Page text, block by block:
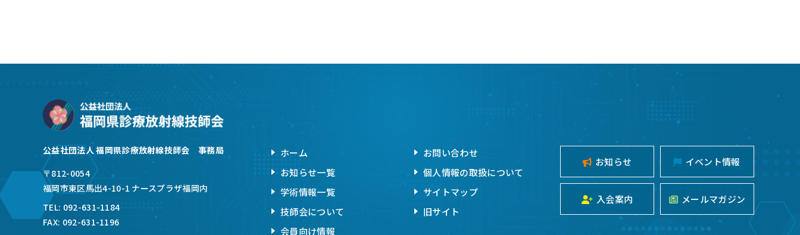
公益社団法人 福岡県診療放射線技師会 事務局
〒812-0054
福岡市東区馬出4-10-1 ナースプラザ福岡内
TEL: 092-631-1184
FAX: 092-631-1196
ホーム
お知らせ一覧
学術情報一覧
技師会について
会員向け情報
お問い合わせ
個人情報の取扱について
サイトマップ
旧サイト
お知らせ イベント情報
入会案内 メールマガジン